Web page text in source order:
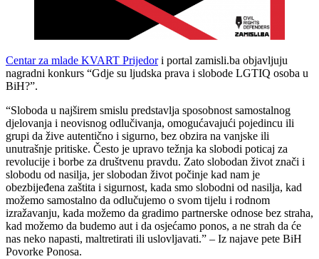
Centar za mlade KVART Prijedori portal zamisli.ba objavljuju
nagradni konkurs “Gdje su ljudska prava i slobode LGTIQ osoba u
BiH?”.
“Sloboda u najširem smislu predstavlja sposobnost samostalnog
djelovanja i neovisnog odlučivanja, omogućavajući pojedincu ili
grupi da žive autentično i sigurno, bez obzira na vanjske ili
unutrašnje pritiske. Često je upravo težnja ka slobodi poticaj za
revolucije i borbe za društvenu pravdu. Zato slobodan život znači i
slobodu od nasilja, jer slobodan život počinje kad nam je
obezbijeđena zaštita i sigurnost, kada smo slobodni od nasilja, kad
možemo samostalno da odlučujemo o svom tijelu i rodnom
izražavanju, kada možemo da gradimo partnerske odnose bez straha,
kad možemo da budemo aut i da osjećamo ponos, a ne strah da će
nas neko napasti, maltretirati ili uslovljavati.” – Iz najave pete BiH
Povorke Ponosa.